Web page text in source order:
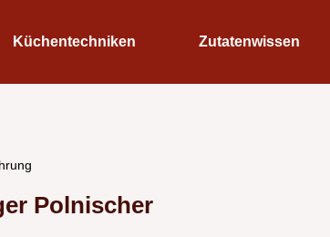
Küchentechniken Zutatenwissen
Polnischer